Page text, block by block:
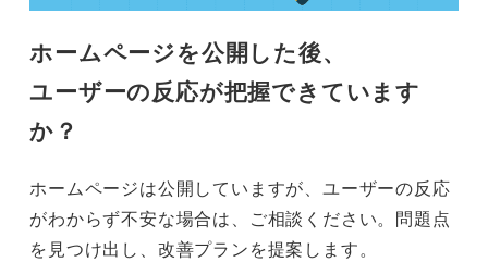
ホームページを公開した後、
ユーザーの反応が把握できています
か？
ホームページは公開していますが、ユーザーの反応
がわからず不安な場合は、ご相談ください。問題点
を見つけ出し、改善プランを提案します。